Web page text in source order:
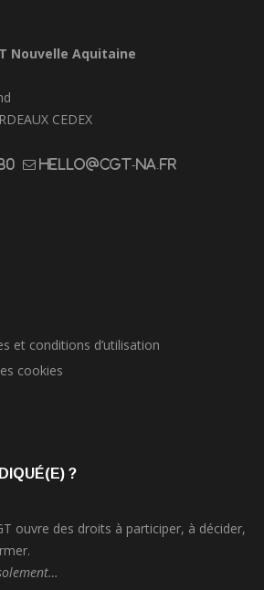
Nouvelle Aquitaine
CEDEX
hello@cgt-na.fr
et conditions d’utilisation
cookies
?
ouvre des droits à participer, à décider,